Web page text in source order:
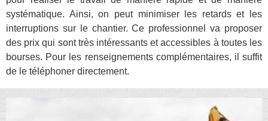
systématique. Ainsi, on peut minimiser les retards et les
interruptions sur le chantier. Ce professionnel va proposer
des prix qui sont très intéressants et accessibles à toutes les
bourses. Pour les renseignements complémentaires, il suffit
de le téléphoner directement.